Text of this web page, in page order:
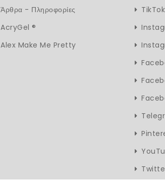
Άρθρα - Πληροφορίες
AcryGel ®
Alex Make Me Pretty